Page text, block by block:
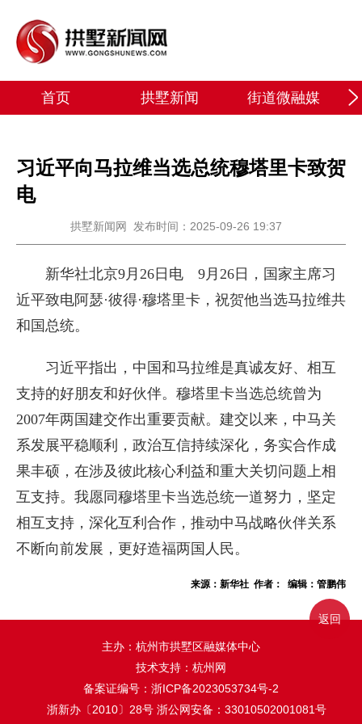
首页 拱墅新闻 街道微融媒
习近平向马拉维当选总统穆塔里卡致贺
电
拱墅新闻网 发布时间：2025-09-26 19:37
新华社北京9月26日电 9月26日，国家主席习
近平致电阿瑟·彼得·穆塔里卡，祝贺他当选马拉维共
和国总统。
习近平指出，中国和马拉维是真诚友好、相互
支持的好朋友和好伙伴。穆塔里卡当选总统曾为
2007年两国建交作出重要贡献。建交以来，中马关
系发展平稳顺利，政治互信持续深化，务实合作成
果丰硕，在涉及彼此核心利益和重大关切问题上相
互支持。我愿同穆塔里卡当选总统一道努力，坚定
相互支持，深化互利合作，推动中马战略伙伴关系
不断向前发展，更好造福两国人民。
来源：新华社 作者： 编辑：管鹏伟
主办：杭州市拱墅区融媒体中心
技术支持：杭州网
备案证编号： 浙ICP备2023053734号-2
浙新办〔2010〕28号 浙公网安备：33010502001081号
返回